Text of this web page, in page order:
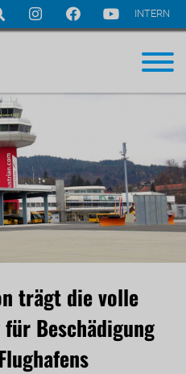
INTERN
trägt die volle
Beschädigung